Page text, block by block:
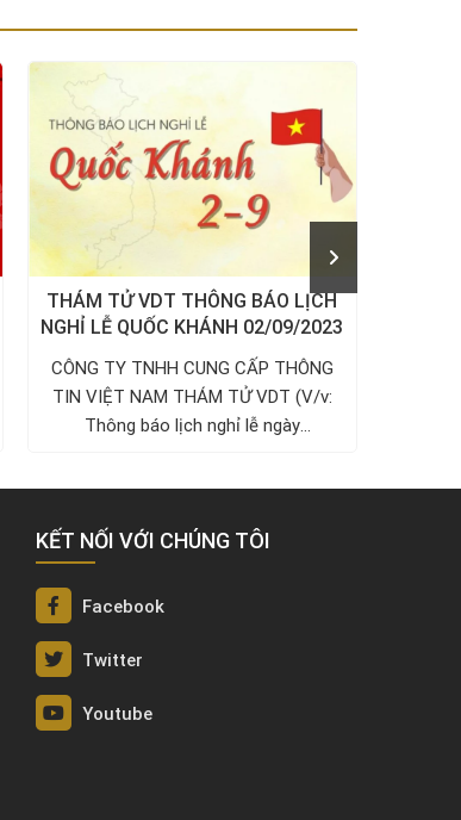
THÁM TỬ VDT THÔNG BÁO LỊCH
NGHỈ LỄ QUỐC KHÁNH 02/09/2023
CÔNG TY TNHH CUNG CẤP THÔNG
TIN VIỆT NAM THÁM TỬ VDT (V/v:
Thông báo lịch nghỉ lễ ngày
KẾT NỐI VỚI CHÚNG TÔI
Facebook
Twitter
Youtube